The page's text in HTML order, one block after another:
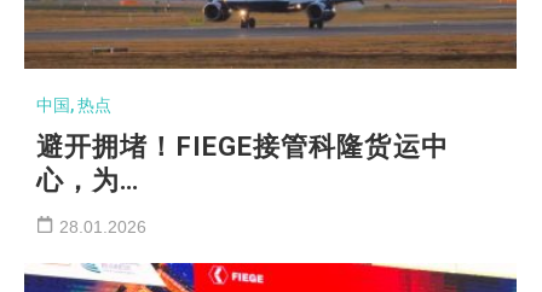
中国,热点
避开拥堵！FIEGE接管科隆货运中
心，为…
28.01.2026